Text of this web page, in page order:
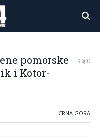
pomorske
i Kotor-
0
CRNA GORA